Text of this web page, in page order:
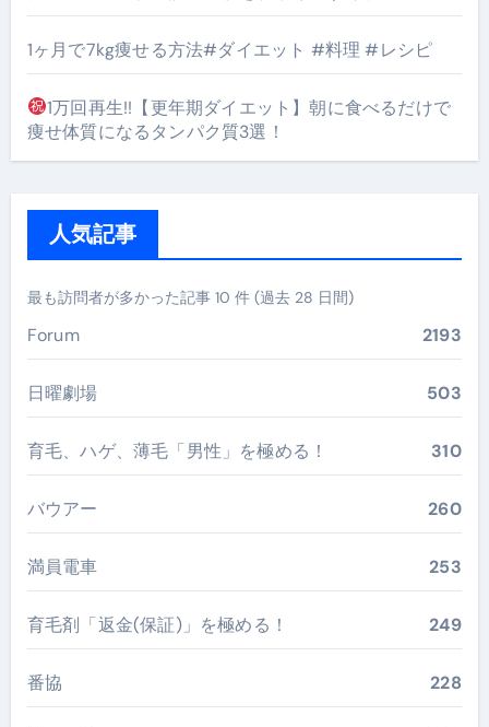
1ヶ月で7kg痩せる方法#ダイエット #料理 #レシピ
1万回再生!!【更年期ダイエット】朝に食べるだけで
痩せ体質になるタンパク質3選！
人気記事
最も訪問者が多かった記事 10 件 (過去 28 日間)
Forum 2193
日曜劇場 503
育毛、ハゲ、薄毛「男性」を極める！ 310
バウアー 260
満員電車 253
育毛剤「返金(保証)」を極める！ 249
番協 228